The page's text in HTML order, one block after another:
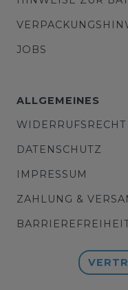
JOBS
ALLGEMEINES
WIDERRUFSRECHT
DATENSCHUTZ
IMPRESSUM
ZAHLUNG &